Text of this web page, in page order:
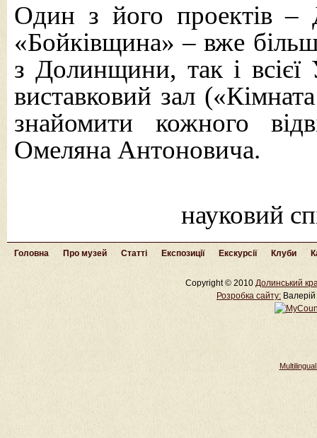
Один з його проектів –
«Бойківщина» – вже
з Долинщини, так і всієї
виставковий зал
знайомити кожного
Омеляна Антоновича.
науковий
Головна Про музей Статті Експозиції Екскурсії Клуби
Copyright © 2010 Долинський
Розробка cайту: